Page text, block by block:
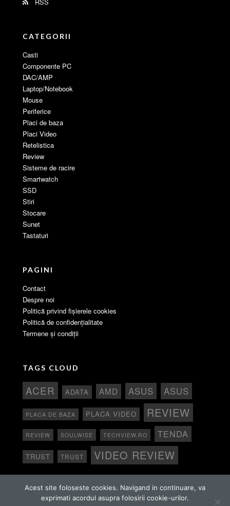
CATEGORII
Casti
Componente PC
DAC/AMP
Laptop/Notebook
Mouse
Periferice
Placi de baza
Placi Video
Retelistica
Review
Sisteme de racire
Smartwatch
SSD
Stiri
Stocare
Sunet
Tastaturi
PAGINI
Contact
Despre noi
Politică privind fișierele cookies
Politică de confidențialitate
Termene și condiții
TAGS CLOUD
ACER ADATA AMD ASUS ASUS
PLACA DE BAZA PLACA VIDEO REVIEW
REVIEW SOULWISE TECHVIEW.RO TENDA
TRUST TRUST VIDEO REVIEW
Acest site foloseste cookies. Navigand in continuare, va
exprimati acordul asupra folosirii cookie-urilor.